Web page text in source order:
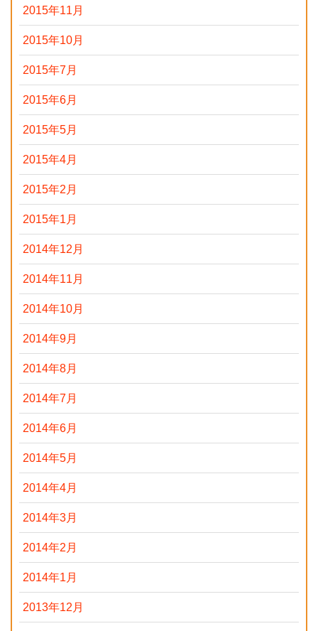
2015年11月
2015年10月
2015年7月
2015年6月
2015年5月
2015年4月
2015年2月
2015年1月
2014年12月
2014年11月
2014年10月
2014年9月
2014年8月
2014年7月
2014年6月
2014年5月
2014年4月
2014年3月
2014年2月
2014年1月
2013年12月